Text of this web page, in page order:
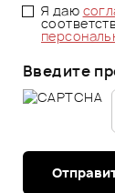
Я даю
Введите